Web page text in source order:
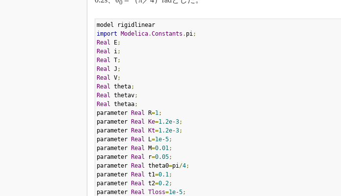
0
import Modelica.Constants . pi;
Real E;
Real i;
Real T;
Real J ;
Real V;
Real theta;
Real thetav;
Real thetaa;
parameter Real R=1;
parameter Real Ke=1.2e-3;
parameter Real Kt=1.2e-3;
parameter Real L=1e-5;
parameter Real M=0.01;
parameter Real r=0.05;
parameter Real theta0=pi/4;
parameter Real t1=0.1;
parameter Real t2=0.2;
parameter Real Tloss=1e-5;